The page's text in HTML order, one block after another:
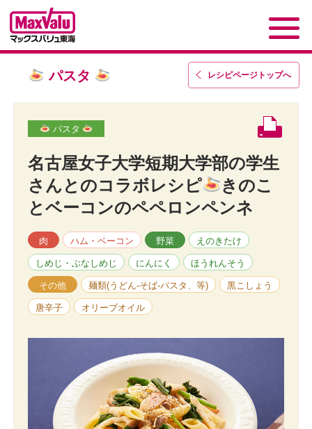
レシピページトップへ
パスタ
パスタ
名古屋女子大学短期大学部の学生
さんとのコラボレシピ
きのこ
とベーコンのペペロンペンネ
肉 ハム・ベーコン 野菜 えのきたけ
しめじ・ぶなしめじ にんにく ほうれんそう
その他 麺類(うどん-そば-パスタ、等) 黒こしょう
唐辛子 オリーブオイル